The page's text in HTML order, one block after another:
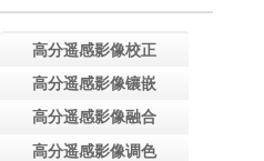
高分遥感影像校正
高分遥感影像镶嵌
高分遥感影像融合
高分遥感影像调色